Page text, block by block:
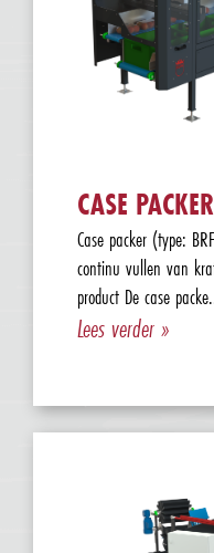
CASE PACKER
Case packer (type:
continu vullen van
product De case
Lees verder »